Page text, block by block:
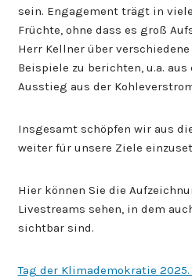
sein. Engagement trägt in
Früchte, ohne dass es groß
Herr Kellner über
Beispiele zu berichten, u.a.
Ausstieg aus der
Insgesamt schöpfen wir aus
weiter für unsere Ziele
Hier können Sie die
Livestreams sehen, in dem
sichtbar sind.
Tag der Klimademokratie